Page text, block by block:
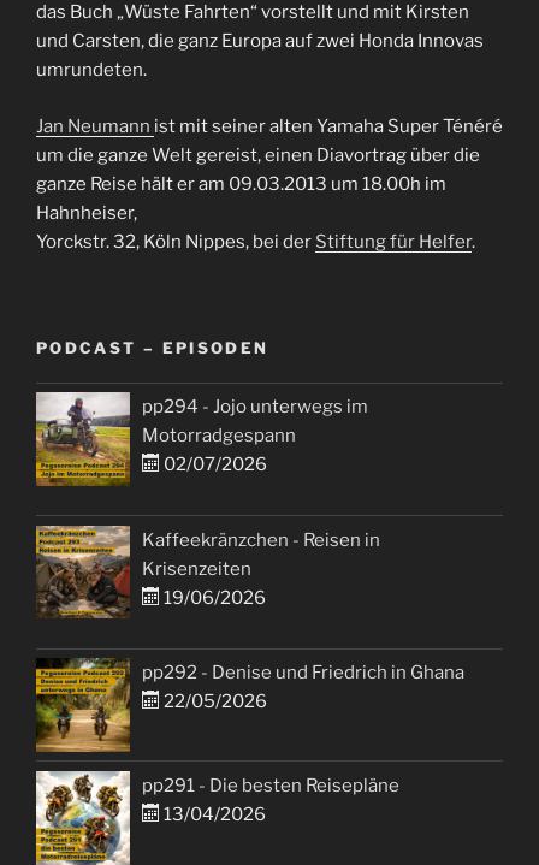
das Buch „Wüste Fahrten“ vorstellt und mit Kirsten
und Carsten, die ganz Europa auf zwei Honda Innovas
umrundeten.
Jan Neumann ist mit seiner alten Yamaha Super Ténéré
um die ganze Welt gereist,einen Diavortrag über die
ganze Reise hält er am 09.03.2013 um 18.00h im
Hahnheiser,
Yorckstr. 32, Köln Nippes, bei der Stiftung für Helfer.
PODCAST – EPISODEN
pp294 - Jojo unterwegs im
Motorradgespann
02/07/2026
Kaffeekränzchen - Reisen in
Krisenzeiten
19/06/2026
pp292 - Denise und Friedrich in Ghana
22/05/2026
pp291 - Die besten Reisepläne
13/04/2026